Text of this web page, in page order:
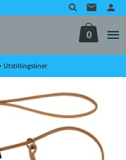
0
Utstillingsliner